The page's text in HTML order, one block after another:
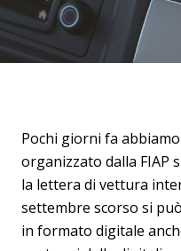
Pochi giorni fa
organizzato dalla FIAP
la lettera di vettura
settembre scorso si
in formato digitale